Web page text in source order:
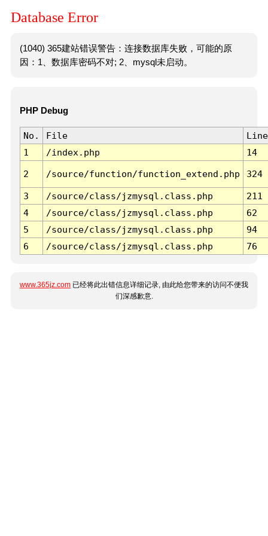
Database Error
(1040) 365建站错误警告：连接数据库失败，可能的原
因：1、数据库密码不对; 2、mysql未启动。
PHP Debug
No. File
Line
1
/index.php 14
2 /source/function/function_extend.php 324
3 /source/class/jzmysql.class.php
211
4
/source/class/jzmysql.class.php
62
5
/source/class/jzmysql.class.php
94
6
/source/class/jzmysql.class.php 76
www.365jz.com 已经将此出错信息详细记录, 由此给您带来的访问不便我
们深感歉意.